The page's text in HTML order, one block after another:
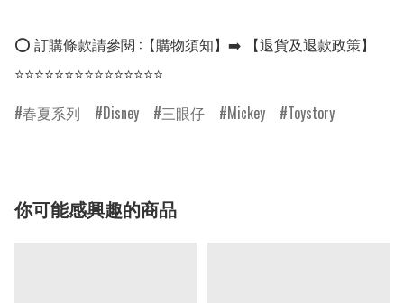
⭕ 訂購條款請參閱 :【購物須知】➡️ 【退貨及退款政策】
⭐⭐⭐⭐⭐⭐⭐⭐⭐⭐⭐⭐⭐⭐⭐
春夏系列
Disney 三眼仔 Mickey Toystory
你可能感興趣的商品